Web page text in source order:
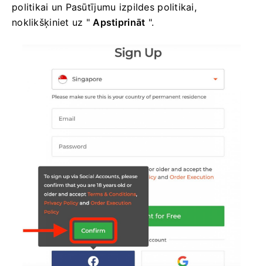
politikai un Pasūtījumu izpildes politikai,
noklikšķiniet uz "Apstiprināt ".